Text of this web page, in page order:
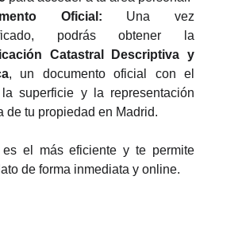
Oficial: Una vez
podrás obtener la
Catastral Descriptiva y
, un documento oficial con el
superficie y la representación
de tu propiedad en Madrid.
es el más eficiente y te permite
de forma inmediata y online.